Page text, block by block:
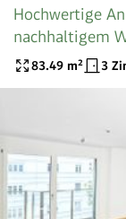
Hochwertige
nachhaltigem
83.49 m² 3